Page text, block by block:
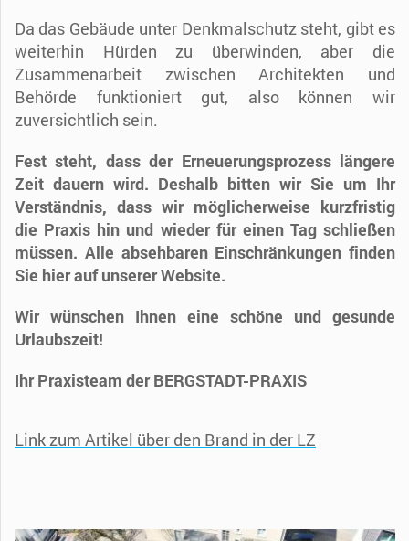
Da das Gebäude unter Denkmalschutz steht, gibt es
weiterhin Hürden zu überwinden, aber die
Zusammenarbeit zwischen Architekten und
Behörde funktioniert gut, also können wir
zuversichtlich sein.
Fest steht, dass der Erneuerungsprozess längere
Zeit dauern wird. Deshalb bitten wir Sie um Ihr
Verständnis, dass wir möglicherweise kurzfristig
die Praxis hin und wieder für einen Tag schließen
müssen. Alle absehbaren Einschränkungen finden
Sie hier auf unserer Website.
Wir wünschen Ihnen eine schöne und gesunde
Urlaubszeit!
Ihr Praxisteam der BERGSTADT-PRAXIS
Link zum Artikel über den Brand in der LZ